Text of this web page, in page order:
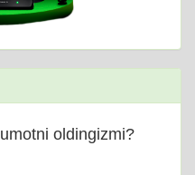
oldingizmi?